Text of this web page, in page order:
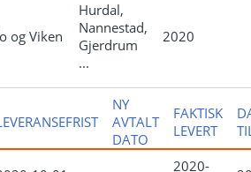
og Viken
Hurdal,
Nannestad,
Gjerdrum
...
2020
NY
AVTALT
DATO
FAKTISK
LEVERT
2020-